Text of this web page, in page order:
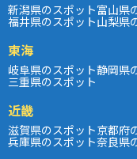
新潟県のスポット富山県
福井県のスポット山梨県
東海
岐阜県のスポット静岡県
三重県のスポット
近畿
滋賀県のスポット京都府
兵庫県のスポット奈良県